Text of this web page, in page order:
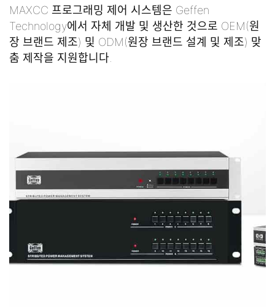
MAXCC 프로그래밍 제어 시스템은 Geffen
Technology에서 자체 개발 및 생산한 것으로 OEM(원
장 브랜드 제조) 및 ODM(원장 브랜드 설계 및 제조) 맞
춤 제작을 지원합니다.